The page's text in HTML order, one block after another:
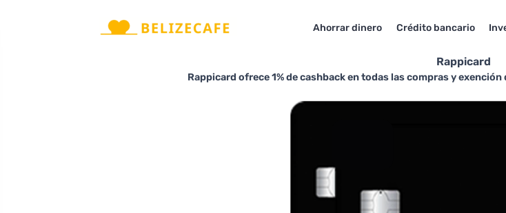
Ahorrar dinero Crédito bancario
Rappicard
Rappicard ofrece 1% de cashback en todas las compras y